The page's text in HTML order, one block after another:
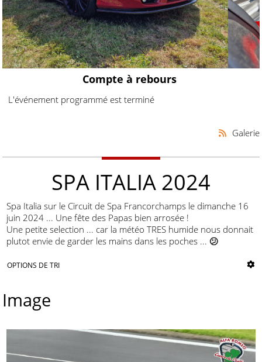
Compte à rebours
L'événement programmé est terminé
Galerie
SPA ITALIA 2024
Spa Italia sur le Circuit de Spa Francorchamps le dimanche 16
juin 2024 ... Une fête des Papas bien arrosée !
Une petite selection ... car la météo TRES humide nous donnait
plutot envie de garder les mains dans les poches ... 😕
OPTIONS DE TRI
Image